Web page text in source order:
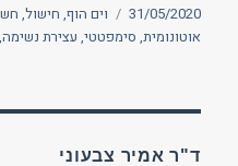
פורסם
בתאריך
31/05/2020 תגיות
וים הוף, חישול,
אוטונומית, סימפטטי, עצירת נשימה,
ד"ר אמיר צבעוני